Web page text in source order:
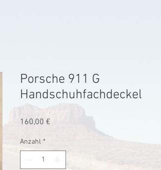
Porsche 911 G
Handschuhfachdeckel
160,00 €
Anzahl *